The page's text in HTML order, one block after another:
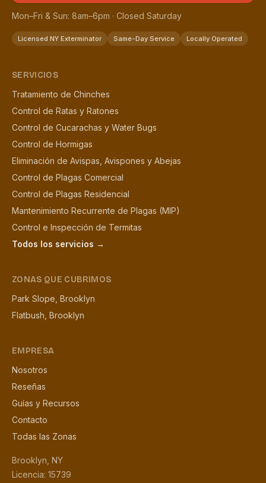
Mon–Fri & Sun: 8am–6pm · Closed Saturday
Licensed NY Exterminator Same-Day Service Locally Operated
SERVICIOS
Tratamiento de Chinches
Control de Ratas y Ratones
Control de Cucarachas y Water Bugs
Control de Hormigas
Eliminación de Avispas, Avispones y Abejas
Control de Plagas Comercial
Control de Plagas Residencial
Mantenimiento Recurrente de Plagas (MIP)
Control e Inspección de Termitas
Todos los servicios →
ZONAS QUE CUBRIMOS
Park Slope, Brooklyn
Flatbush, Brooklyn
EMPRESA
Nosotros
Reseñas
Guías y Recursos
Contacto
Todas las Zonas
Brooklyn, NY
Licencia: 15739